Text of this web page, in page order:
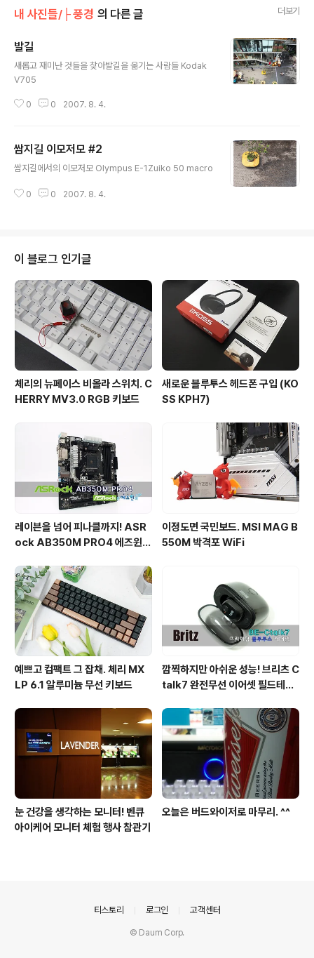
내 사진들/├ 풍경 의 다른 글 더보기
발길
새롭고 재미난 것들을 찾아발길을 옮기는 사람들 Kodak
V705
0 0 2007. 8. 4.
쌈지길 이모저모 #2
쌈지길에서의 이모저모 Olympus E-1Zuiko 50 macro
0 0 2007. 8. 4.
이 블로그 인기글
체리의 뉴페이스 비올라 스위치. C
HERRY MV3.0 RGB 키보드
새로운 블루투스 헤드폰 구입 (KO
SS KPH7)
레이븐을 넘어 피나클까지! ASR
ock AB350M PRO4 에즈윈
이정도면 국민보드. MSI MAG B
550M 박격포 WiFi
예쁘고 컴팩트 그 잡채. 체리 MX
LP 6.1 알루미늄 무선 키보드
깜찍하지만 아쉬운 성능! 브리츠 C
talk7 완전무선 이어셋 필드테스
눈 건강을 생각하는 모니터! 벤큐
아이케어 모니터 체험 행사 참관기
오늘은 버드와이저로 마무리. ^^
티스토리 로그인 고객센터
© Daum Corp.